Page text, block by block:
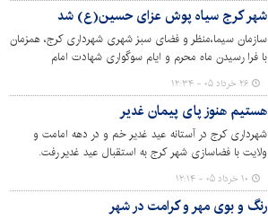
شهر کرج سیاه پوش عزای حسین(ع) شد
سازمان سیما،منظر و فضای سبز شهری شهرداری کرج، همزمان
با فرا رسیدن ماه محرم و ایام سوگواری شهادت امام
حسین(ع) اقدام به فضاسازی و اکران طرح‌های فرهنگی در
سطح مناطق ۱۰گانه کرده است.
۲۶ خرداد ۰۵ - ۱۲:۳۴
هستیم هنوز پای پیمان غدیر
شهرداری کرج در آستانه عید غدیر خم و در دهه امامت و
ولایت با فضاسازی شهر کرج به استقبال عید غدیر رفت.
۱۰ خرداد ۰۵ - ۱۲:۱۴
رنگ و بوی مهر و کرامت در شهر